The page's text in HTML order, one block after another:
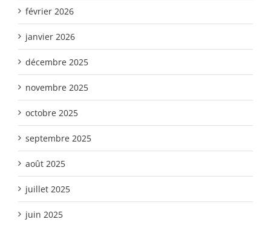
février 2026
janvier 2026
décembre 2025
novembre 2025
octobre 2025
septembre 2025
août 2025
juillet 2025
juin 2025